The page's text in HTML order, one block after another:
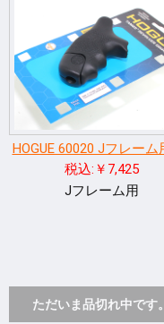
HOGUE 60020 Jフレーム
税込:￥7,425
Jフレーム用
ただいま品切れ中です。